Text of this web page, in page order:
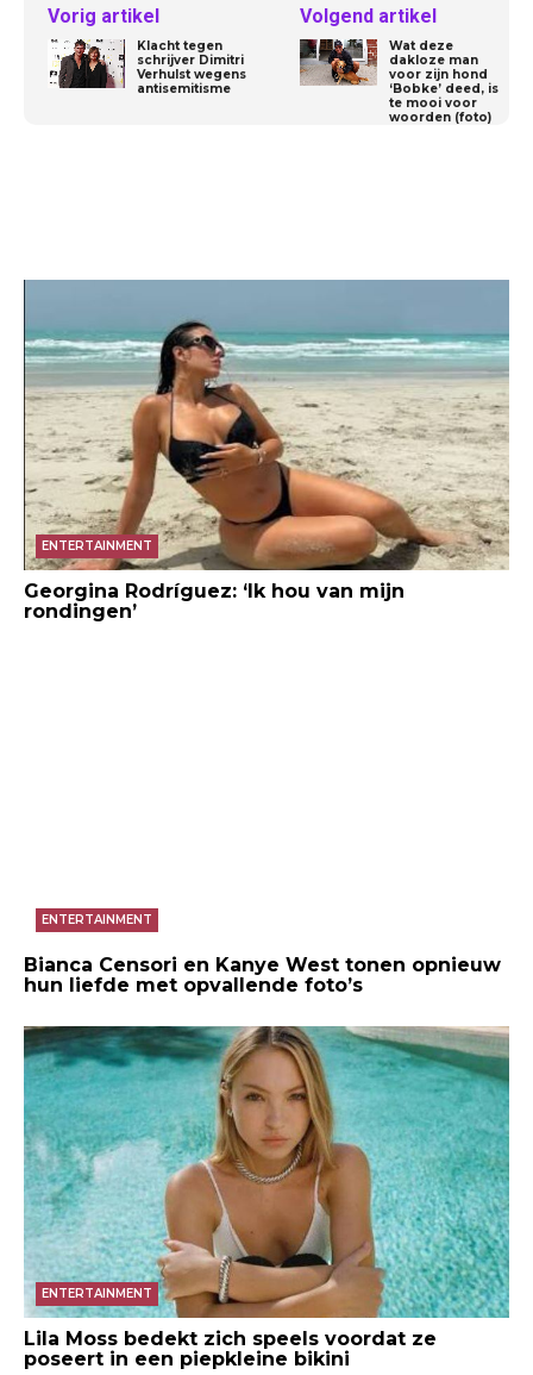
Vorig artikel
Klacht tegen
schrijver Dimitri
Verhulst wegens
antisemitisme
Volgend artikel
Wat deze
dakloze man
voor zijn hond
‘Bobke’ deed, is
te mooi voor
woorden (foto)
ENTERTAINMENT
Georgina Rodríguez: ‘Ik hou van mijn
rondingen’
ENTERTAINMENT
Bianca Censori en Kanye West tonen opnieuw
hun liefde met opvallende foto’s
ENTERTAINMENT
Lila Moss bedekt zich speels voordat ze
poseert in een piepkleine bikini